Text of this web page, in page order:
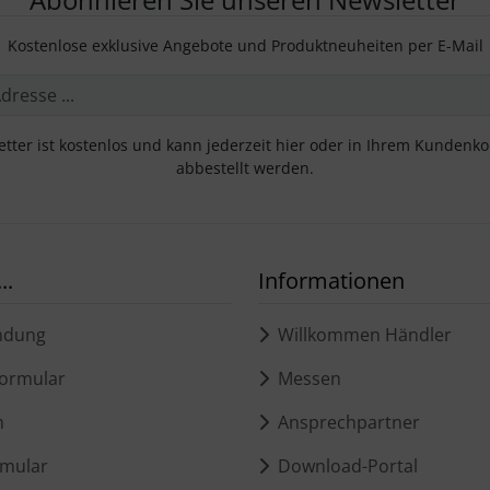
Kostenlose exklusive Angebote und Produktneuheiten per E-Mail
ist kostenlos und kann jederzeit hier oder in Ihrem
abbestellt werden.
Informationen
Willkommen Händler
Messen
Ansprechpartner
Download-Portal